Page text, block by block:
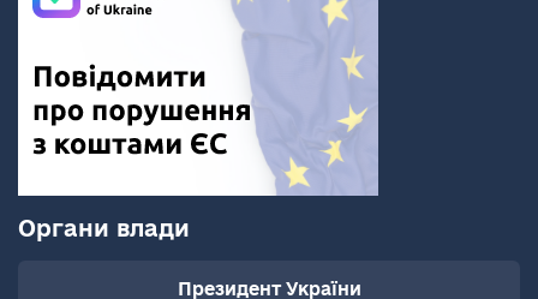
Органи влади
Президент України